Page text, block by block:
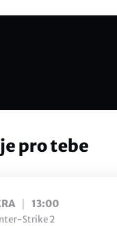
pro tebe
13:00
Strike 2